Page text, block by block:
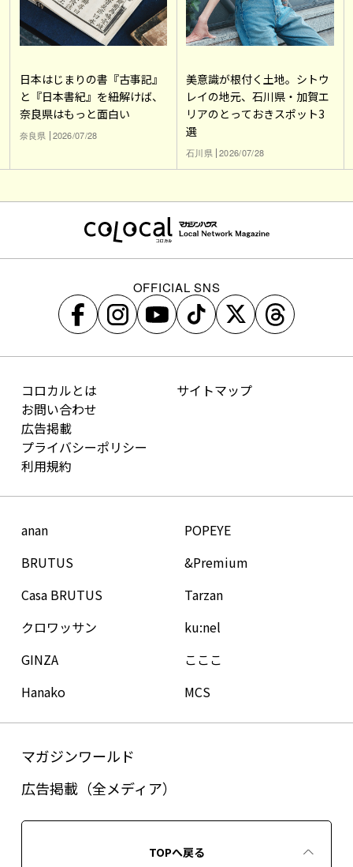
日本はじまりの書『古事記』
と『日本書紀』を紐解けば、
奈良県はもっと面白い
奈良県 2026/07/28
美意識が根付く土地。シトウ
レイの地元、石川県・加賀エ
リアのとっておきスポット3
選
石川県 2026/07/28
OFFICIAL SNS
コロカルとは
お問い合わせ
広告掲載
プライバシーポリシー
利用規約
サイトマップ
anan
BRUTUS
Casa BRUTUS
クロワッサン
GINZA
Hanako
POPEYE
&Premium
Tarzan
ku:nel
こここ
MCS
マガジンワールド
広告掲載（全メディア）
TOPへ戻る